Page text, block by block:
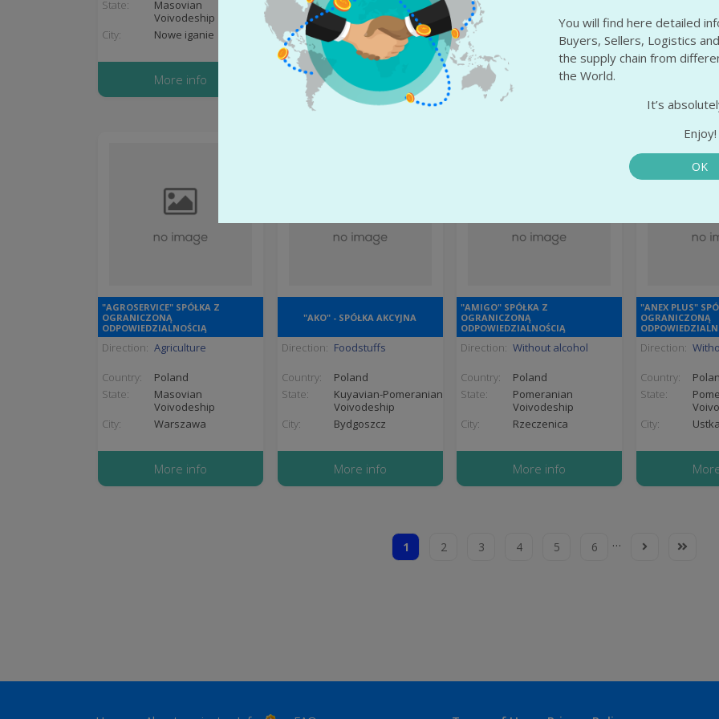
State:
Masovian
Voivodeship
City:
Nowe iganie
More info
State:
Masovian
Voivodeship
City:
M.st. warszawa
More info
State:
City:
More info
City:
Raciąż
"AGROSERVICE" SPÓŁKA Z
OGRANICZONĄ
ODPOWIEDZIALNOŚCIĄ
Direction: Agriculture
Country:
Poland
State:
Masovian
Voivodeship
City:
Warszawa
More info
"AKO" - SPÓŁKA AKCYJNA
Direction: Foodstuffs
Country:
Poland
State:
Kuyavian-Pomeranian
Voivodeship
City:
Bydgoszcz
More info
"AMIGO" SPÓŁKA Z
OGRANICZONĄ
ODPOWIEDZIALNOŚCIĄ
Direction: Without alcohol
Country:
Poland
State:
Pomeranian
Voivodeship
City:
Rzeczenica
More info
"ANEX PLUS"
OGRANICZONĄ
Direction:
Country:
State:
City:
Ustka
Current
1 2 3 4 5 6 …
You will find here detailed
Buyers, Sellers, Logistics
the supply chain from
the World.
It’s
Enjoy!
OK